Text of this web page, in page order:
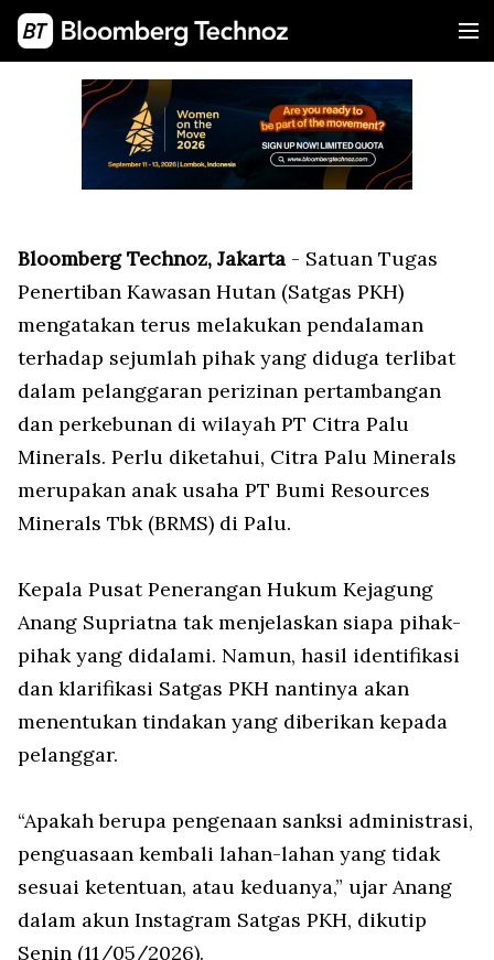
Bloomberg Technoz, Jakarta - Satuan Tugas
Penertiban Kawasan Hutan (Satgas PKH)
mengatakan terus melakukan pendalaman
terhadap sejumlah pihak yang diduga terlibat
dalam pelanggaran perizinan pertambangan
dan perkebunan di wilayah PT Citra Palu
Minerals. Perlu diketahui, Citra Palu Minerals
merupakan anak usaha PT Bumi Resources
Minerals Tbk (BRMS) di Palu.
Kepala Pusat Penerangan Hukum Kejagung
Anang Supriatna tak menjelaskan siapa pihak-
pihak yang didalami. Namun, hasil identifikasi
dan klarifikasi Satgas PKH nantinya akan
menentukan tindakan yang diberikan kepada
pelanggar.
“Apakah berupa pengenaan sanksi administrasi,
penguasaan kembali lahan-lahan yang tidak
sesuai ketentuan, atau keduanya,” ujar Anang
dalam akun Instagram Satgas PKH, dikutip
Senin (11/05/2026).